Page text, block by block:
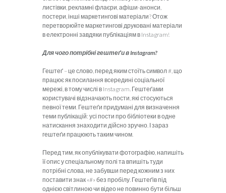
листівки, рекламні флаєри, афіши-анонси,
постери, інші маркетингові матеріали? Отож
перетворюйте маркетингові друковані матеріали
в електронні завдяки публікаціям в Instagram!
Для чого потрібні гештеґи вInstagram?
Гештеґ – це слово, перед яким стоїть символ #, що
працює як посилання всередині соціальної
мережі, в тому числі в Instagram. Гештеґами
користувачі відзначають пости, які стосуються
певної теми. Гештеґи придумані для визначення
теми публікацій: усі пости про бібліотеки в одне
натискання знаходити дійсно зручно. І зараз
гештеґи працюють таким чином.
Перед тим, як опублікувати фотографію, напишіть
її опис у спеціальному полі та впишіть туди
потрібні слова, не забувши перед кожним з них
поставити знак «#» без пробілу. Гештеґів під
однією світлиною чи відео не повинно бути більш